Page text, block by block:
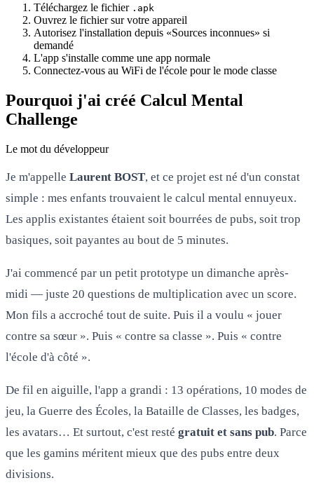
Téléchargez le fichier .apk
Ouvrez le fichier sur votre appareil
Autorisez l'installation depuis «Sources inconnues» si
demandé
L'app s'installe comme une app normale
Connectez-vous au WiFi de l'école pour le mode classe
Pourquoi j'ai créé Calcul Mental
Challenge
Le mot du développeur
Je m'appelle Laurent BOST, et ce projet est né d'un constat
simple : mes enfants trouvaient le calcul mental ennuyeux.
Les applis existantes étaient soit bourrées de pubs, soit trop
basiques, soit payantes au bout de 5 minutes.
J'ai commencé par un petit prototype un dimanche après-
midi — juste 20 questions de multiplication avec un score.
Mon fils a accroché tout de suite. Puis il a voulu « jouer
contre sa sœur ». Puis « contre sa classe ». Puis « contre
l'école d'à côté ».
De fil en aiguille, l'app a grandi : 13 opérations, 10 modes de
jeu, la Guerre des Écoles, la Bataille de Classes, les badges,
les avatars… Et surtout, c'est resté gratuit et sans pub. Parce
que les gamins méritent mieux que des pubs entre deux
divisions.